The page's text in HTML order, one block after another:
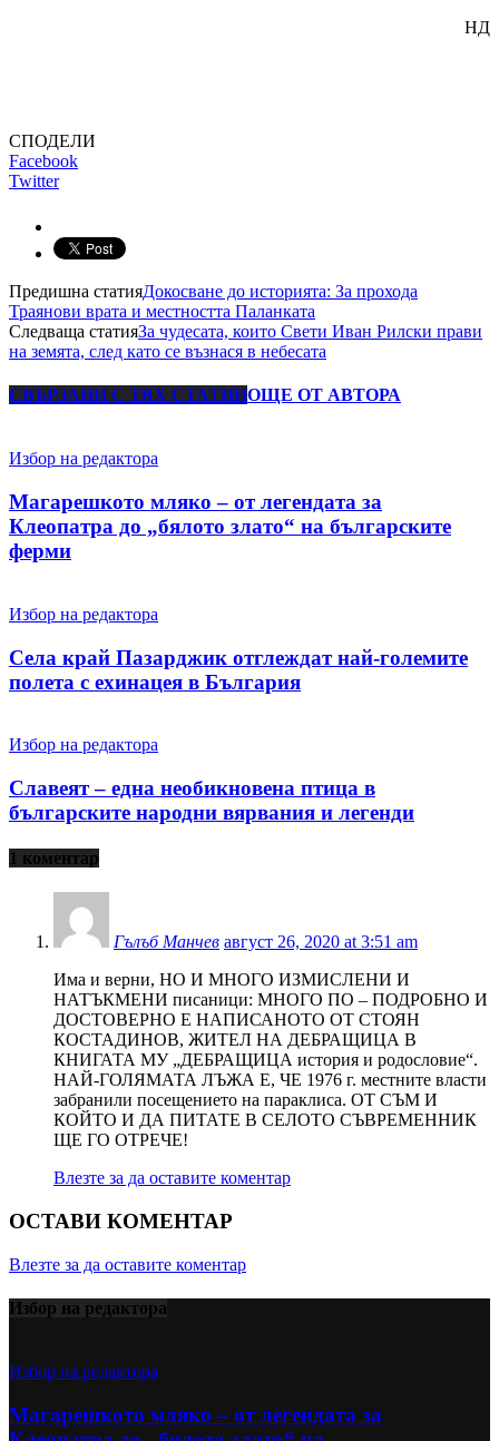
НД
СПОДЕЛИ
Facebook
Twitter
Предишна статияДокосване до историята: За прохода
Траянови врата и местността Паланката
Следваща статияЗа чудесата, които Свети Иван Рилски прави
на земята, след като се възнася в небесата
СВЪРЗАНИ С ТЯХ СТАТИИОЩЕ ОТ АВТОРА
Избор на редактора
Магарешкото мляко – от легендата за
Клеопатра до „бялото злато“ на българските
ферми
Избор на редактора
Села край Пазарджик отглеждат най-големите
полета с ехинацея в България
Избор на редактора
Славеят – една необикновена птица в
българските народни вярвания и легенди
1 коментар
Гълъб Манчев август 26, 2020 at 3:51 am
Има и верни, НО И МНОГО ИЗМИСЛЕНИ И
НАТЪКМЕНИ писаници: МНОГО ПО – ПОДРОБНО И
ДОСТОВЕРНО Е НАПИСАНОТО ОТ СТОЯН
КОСТАДИНОВ, ЖИТЕЛ НА ДЕБРАЩИЦА В
КНИГАТА МУ „ДЕБРАЩИЦА история и родословие“.
НАЙ-ГОЛЯМАТА ЛЪЖА Е, ЧЕ 1976 г. местните власти
забранили посещението на параклиса. ОТ СЪМ И
КОЙТО И ДА ПИТАТЕ В СЕЛОТО СЪВРЕМЕННИК
ЩЕ ГО ОТРЕЧЕ!
Влезте за да оставите коментар
ОСТАВИ КОМЕНТАР
Влезте за да оставите коментар
Избор на редактора
Избор на редактора
Магарешкото мляко – от легендата за